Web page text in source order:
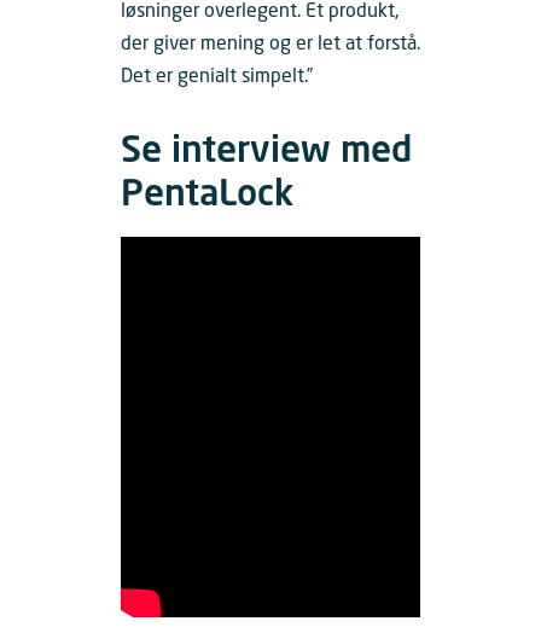
løsninger overlegent. Et produkt,
der giver mening og er let at forstå.
Det er genialt simpelt.”
Se interview med
PentaLock